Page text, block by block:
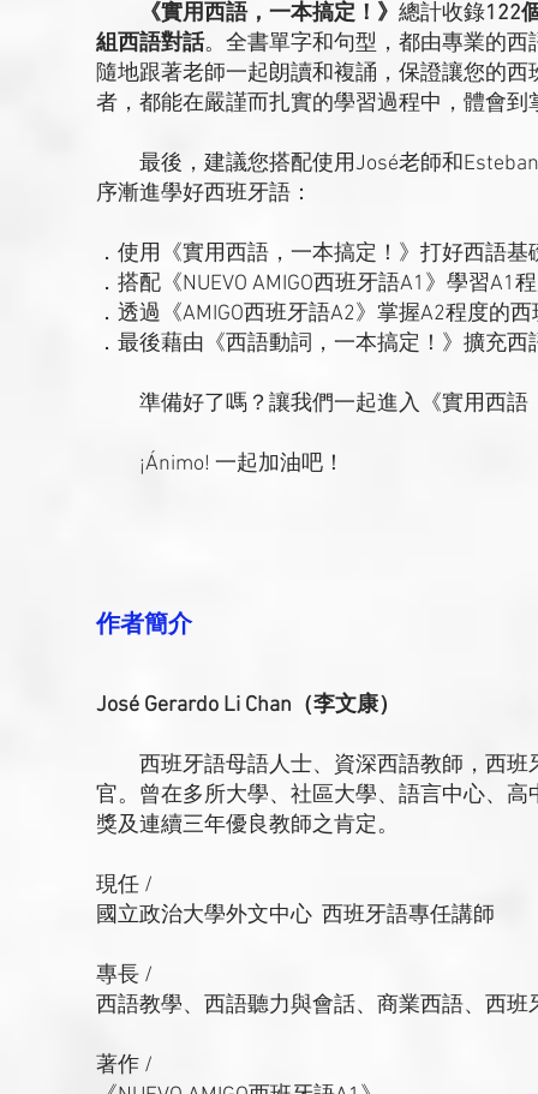
《實用西語，一本搞定！》 總計收錄122
組西語對話。全書單字和句型，都由專業的
隨地跟著老師一起朗讀和複誦，保證讓您的
者，都能在嚴謹而扎實的學習過程中，體會
最後，建議您搭配使用José老師和
序漸進學好西班牙語：
．使用《實用西語，一本搞定！》打好西語基
．搭配《NUEVO AMIGO西班牙語A1》學習A1
．透過《AMIGO西班牙語A2》掌握A2程度的
．最後藉由《西語動詞，一本搞定！》擴充
準備好了嗎？讓我們一起進入《實用西語
¡Ánimo! 一起加油吧！
作者簡介
José Gerardo Li Chan（李文康）
西班牙語母語人士、資深西語教師，西班
官。曾在多所大學、社區大學、語言中心、
獎及連續三年優良教師之肯定。
現任 /
國立政治大學外文中心 西班牙語專任講師
專長 /
西語教學、西語聽力與會話、商業西語、西班
著作 /